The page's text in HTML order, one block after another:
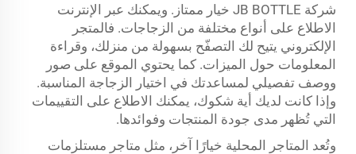
شركة JB BOTTLE خيار ممتاز. ويمكنك عبر الإنترنت
الاطلاع على أنواع مختلفة من الزجاجات. فالمتجر
الإلكتروني يتيح لك التصفّح بسهولة من منزلك، وقراءة
المعلومات حول الميزات. كما يحتوي الموقع على صور
ووصف تفصيلي لمساعدتك في اختيار الزجاجة المناسبة.
وإذا كانت لديك أية شكوك، يمكنك الاطلاع على التقييمات
التي تُظهر مدى جودة المنتجات وفوائدها.
وتُعد المتاجر المحلية خيارًا آخر، مثل متاجر مستلزمات